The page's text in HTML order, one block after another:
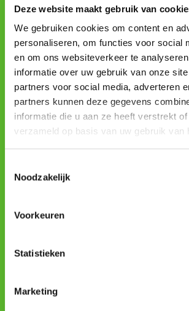
Deze website maakt gebruik van
We gebruiken cookies om content en
personaliseren, om functies voor social
en om ons websiteverkeer te
informatie over uw gebruik van onze
partners voor social media, adverteren
partners kunnen deze gegevens
informatie die u aan ze heeft verstrekt
verzameld op basis van uw gebruik van
Noodzakelijk
Voorkeuren
Statistieken
Marketing
Přihlášení CZ
Soukromé osoby
Soukromé osoby
Přihlášení
Profesionální